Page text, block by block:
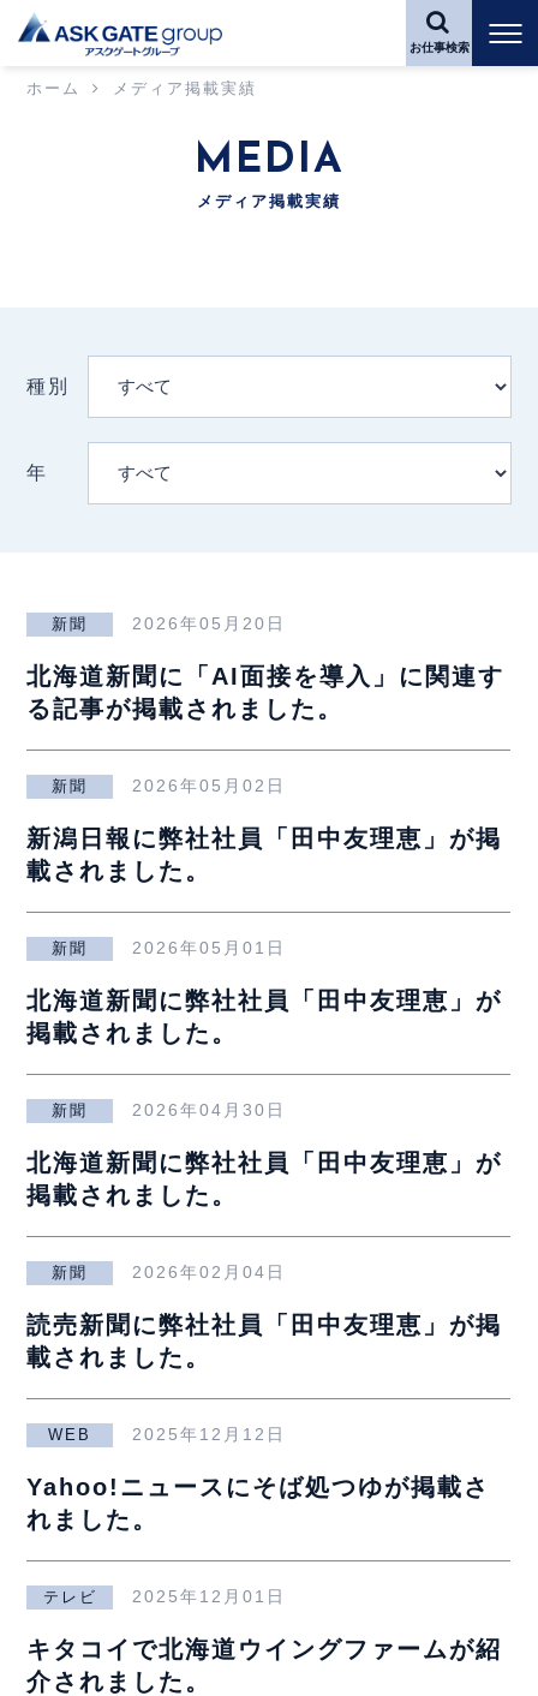
お仕事検索
ホーム メディア掲載実績
MEDIA
メディア掲載実績
種別
年
新聞 2026年05月20日
北海道新聞に「AI面接を導入」に関連す
る記事が掲載されました。
新聞 2026年05月02日
新潟日報に弊社社員「田中友理恵」が掲
載されました。
新聞 2026年05月01日
北海道新聞に弊社社員「田中友理恵」が
掲載されました。
新聞 2026年04月30日
北海道新聞に弊社社員「田中友理恵」が
掲載されました。
新聞 2026年02月04日
読売新聞に弊社社員「田中友理恵」が掲
載されました。
WEB 2025年12月12日
Yahoo!ニュースにそば処つゆが掲載さ
れました。
テレビ 2025年12月01日
キタコイで北海道ウイングファームが紹
介されました。